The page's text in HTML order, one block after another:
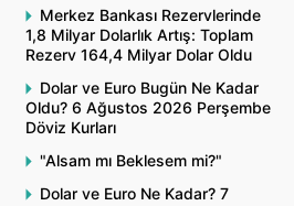
Merkez Bankası Rezervlerinde
1,8 Milyar Dolarlık Artış: Toplam
Rezerv 164,4 Milyar Dolar Oldu
Dolar ve Euro Bugün Ne Kadar
Oldu? 6 Ağustos 2026 Perşembe
Döviz Kurları
"Alsam mı Beklesem mi?"
Dolar ve Euro Ne Kadar? 7